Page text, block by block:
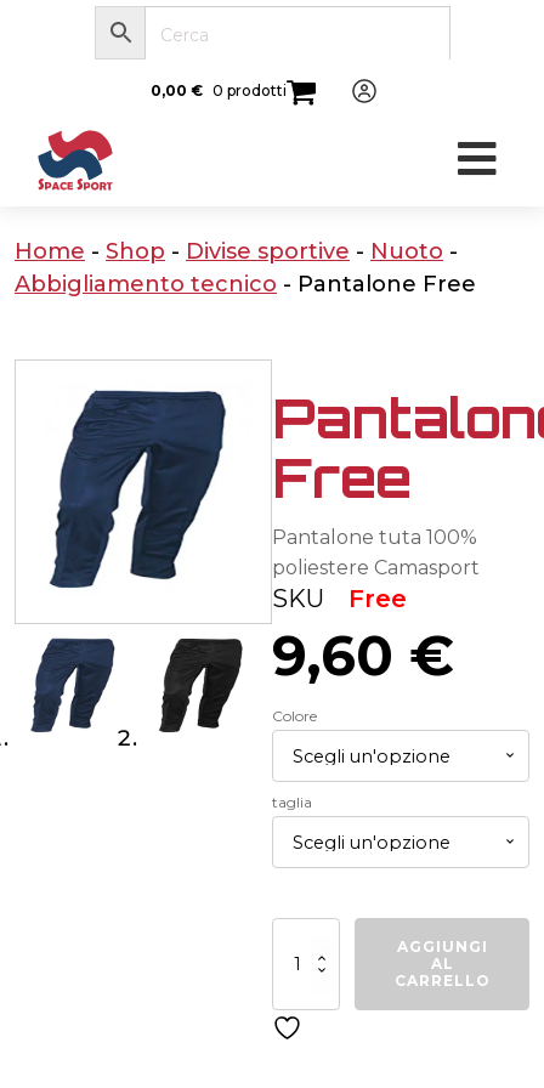
0,00 € 0 prodotti
Home - Shop - Divise sportive - Nuoto -
Abbigliamento tecnico - Pantalone Free
Free
Pantalone tuta 100%
poliestere Camasport
SKU Free
9,60 €
Colore
taglia
Free
quantità
AGGIUNGI
AL
CARRELLO